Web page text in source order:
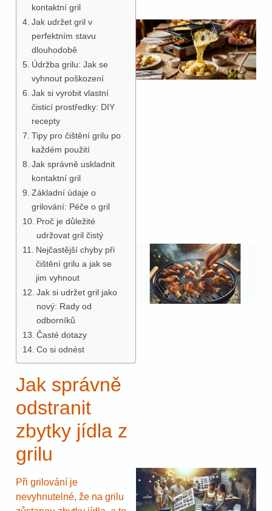
kontaktní gril
Jak udržet gril v
perfektním stavu
dlouhodobě
Údržba grilu: Jak se
vyhnout poškození
Jak si vyrobit vlastní
čisticí prostředky: DIY
recepty
Tipy pro čištění grilu po
každém použití
Jak správně uskladnit
kontaktní gril
Základní údaje o
grilování: Péče o gril
Proč je důležité
udržovat gril čistý
Nejčastější chyby při
čištění grilu a jak se
jim vyhnout
Jak si udržet gril jako
nový: Rady od
odborníků
Časté dotazy
Co si odnést
Jak správně
odstranit
zbytky jídla z
grilu
Při grilování je
nevyhnutelné, že na grilu